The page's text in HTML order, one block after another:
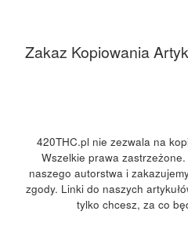
Zakaz Kopiowania
420THC.pl nie zezwala na
Wszelkie prawa
naszego autorstwa i
zgody. Linki do naszych
tylko chcesz, za co